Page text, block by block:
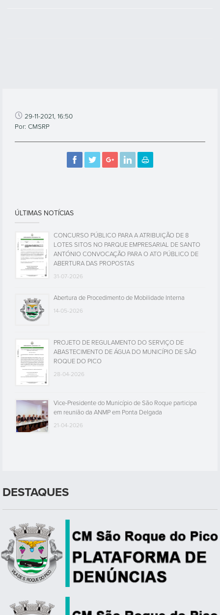
29-11-2021, 16:50
Por: CMSRP
ÚLTIMAS NOTÍCIAS
CONCURSO PÚBLICO PARA A ATRIBUIÇÃO DE 8
LOTES SITOS NO PARQUE EMPRESARIAL DE SANTO
ANTÓNIO CONVOCAÇÃO PARA O ATO PÚBLICO DE
ABERTURA DAS PROPOSTAS
31-07-2026
Abertura de Procedimento de Mobilidade Interna
14-05-2026
PROJETO DE REGULAMENTO DO SERVIÇO DE
ABASTECIMENTO DE ÁGUA DO MUNICÍPIO DE SÃO
ROQUE DO PICO
28-04-2026
Vice-Presidente do Município de São Roque participa
em reunião da ANMP em Ponta Delgada
21-04-2026
DESTAQUES